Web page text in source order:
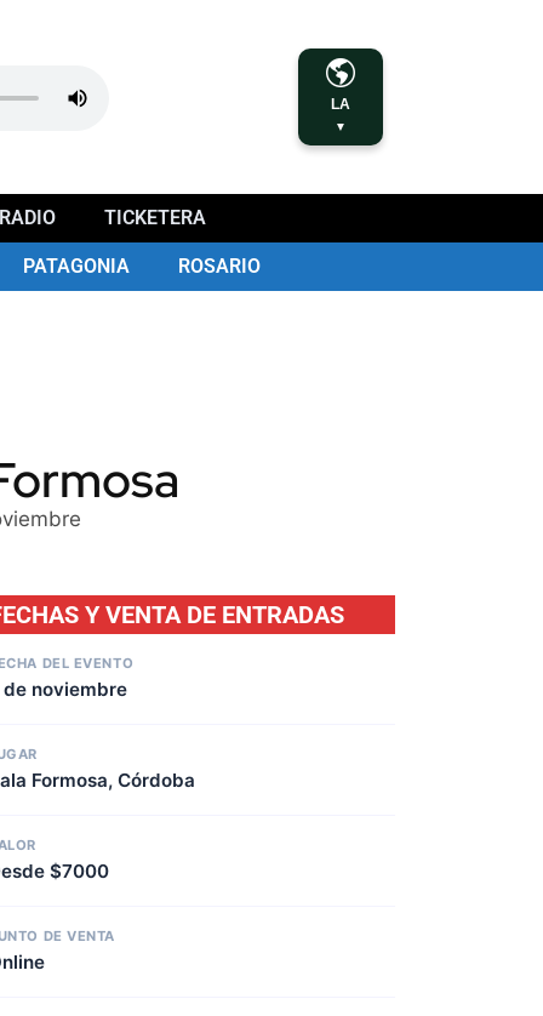
LA
▼
RADIO TICKETERA
PATAGONIA ROSARIO
Y VENTA DE ENTRADAS
DEL EVENTO
de noviembre
Formosa, Córdoba
$7000
DE VENTA